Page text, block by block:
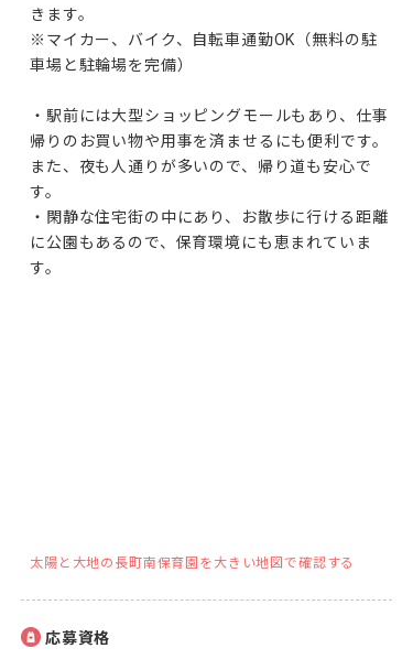
きます。
※マイカー、バイク、自転車通勤OK（無料の駐
車場と駐輪場を完備）
・駅前には大型ショッピングモールもあり、仕事
帰りのお買い物や用事を済ませるにも便利です。
また、夜も人通りが多いので、帰り道も安心で
す。
・閑静な住宅街の中にあり、お散歩に行ける距離
に公園もあるので、保育環境にも恵まれていま
す。
太陽と大地の長町南保育園を大きい地図で確認する
応募資格